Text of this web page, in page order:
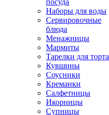
посуда
Наборы для воды
Сервировочные
блюда
Менажницы
Мармиты
Тарелки для торта
Кувшины
Соусники
Креманки
Салфетницы
Икорницы
Супницы